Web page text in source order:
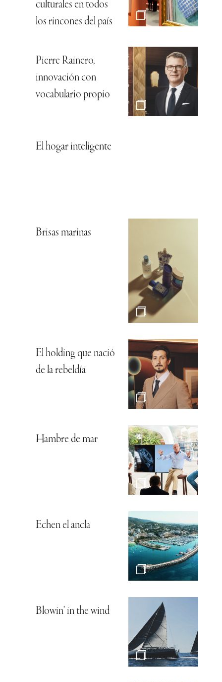
culturales en todos
los rincones del país
Pierre Rainero,
innovación con
vocabulario propio
El hogar inteligente
Brisas marinas
El holding que nació
de la rebeldía
Hambre de mar
Echen el ancla
Blowin’ in the wind